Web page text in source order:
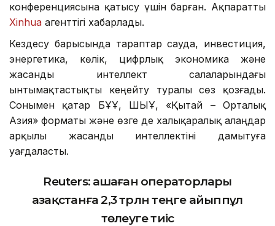
конференциясына қатысу үшін барған. Ақпаратты
Xinhua агенттігі хабарлады.
Кездесу барысында тараптар сауда, инвестиция,
энергетика, көлік, цифрлық экономика және
жасанды интеллект салаларындағы
ынтымақтастықты кеңейту туралы сөз қозғады.
Сонымен қатар БҰҰ, ШЫҰ, «Қытай – Орталық
Азия» форматы және өзге де халықаралық алаңдар
арқылы жасанды интеллектіні дамытуға
уағдаласты.
Reuters: Қашаған операторлары
Қазақстанға 2,3 трлн теңге айыппұл
төлеуге тиіс